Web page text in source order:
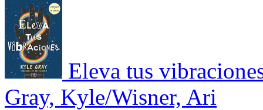
Eleva tus
Gray, Kyle/Wisner, Ari